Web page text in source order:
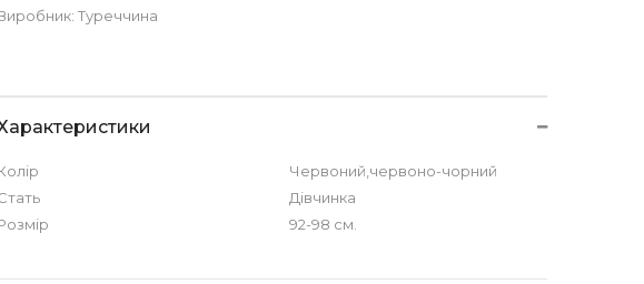
Туреччина
Червоний,червоно-чорний
Дівчинка
92-98 см.